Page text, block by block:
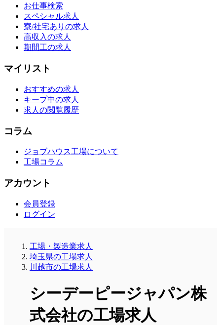
お仕事検索
スペシャル求人
寮/社宅ありの求人
高収入の求人
期間工の求人
マイリスト
おすすめの求人
キープ中の求人
求人の閲覧履歴
コラム
ジョブハウス工場について
工場コラム
アカウント
会員登録
ログイン
工場・製造業求人
埼玉県の工場求人
川越市の工場求人
シーデーピージャパン株
式会社の工場求人